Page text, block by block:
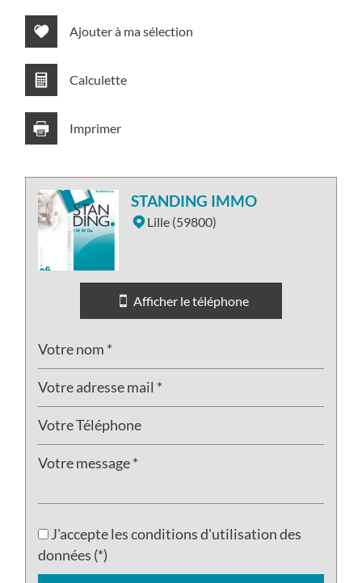
Ajouter à ma sélection
Calculette
Imprimer
STANDING IMMO
Lille (59800)
Afficher le téléphone
J'accepte les conditions d'utilisation des
données (*)